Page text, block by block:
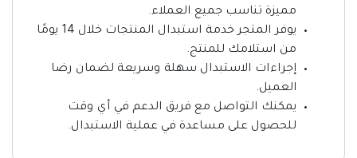
مميزة تناسب جميع العملاء.
يوفر المتجر خدمة استبدال المنتجات خلال 14 يومًا
من استلامك للمنتج.
إجراءات الاستبدال سهلة وسريعة لضمان رضا
العميل.
يمكنك التواصل مع فريق الدعم في أي وقت
للحصول على مساعدة في عملية الاستبدال.